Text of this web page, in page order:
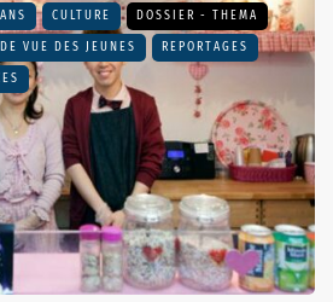
CULTURE DOSSIER - THEMA
VUE DES JEUNES REPORTAGES